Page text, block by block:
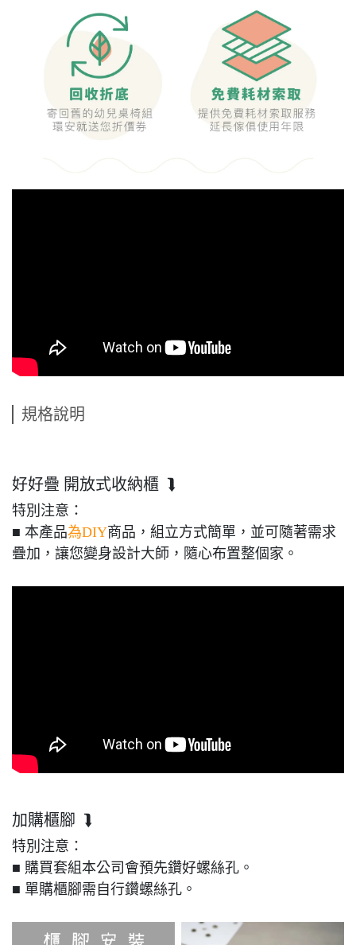
規格說明
好好疊 開放式收納櫃 ⮯
特別注意：
■ 本產品為DIY商品，組立方式簡單，並可隨著需求
疊加，讓您變身設計大師，隨心布置整個家。
加購櫃腳 ⮯
特別注意：
■ 購買套組本公司會預先鑽好螺絲孔。
■ 單購櫃腳需自行鑽螺絲孔。